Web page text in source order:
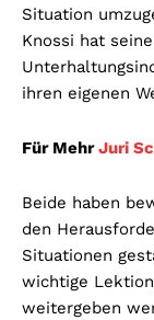
Situation
Knossi hat
ihren eigenen
Für MehrJuri
Beide haben
den
Situationen
wichtige
weitergeben